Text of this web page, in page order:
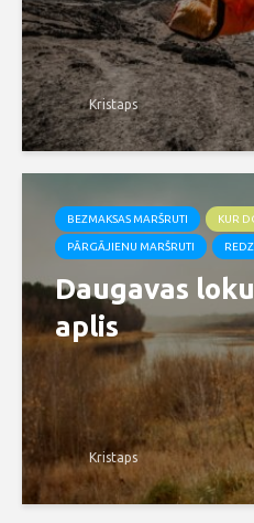
Kristaps
BEZMAKSAS MARŠRUTI KUR
PĀRGĀJIENU MARŠRUTI
Daugavas
aplis
Kristaps